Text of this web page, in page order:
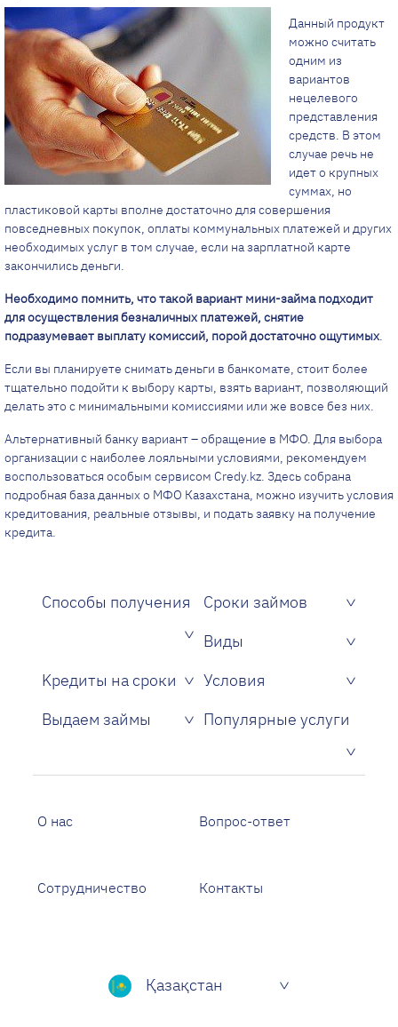
Данный продукт
можно считать
одним из
вариантов
нецелевого
представления
средств. В этом
случае речь не
идет о крупных
суммах, но
пластиковой карты вполне достаточно для совершения
повседневных покупок, оплаты коммунальных платежей и других
необходимых услуг в том случае, если на зарплатной карте
закончились деньги.
Необходимо помнить, что такой вариант мини-займа подходит
для осуществления безналичных платежей, снятие
подразумевает выплату комиссий, порой достаточно ощутимых.
Если вы планируете снимать деньги в банкомате, стоит более
тщательно подойти к выбору карты, взять вариант, позволяющий
делать это с минимальными комиссиями или же вовсе без них.
Альтернативный банку вариант – обращение в МФО. Для выбора
организации с наиболее лояльными условиями, рекомендуем
воспользоваться особым сервисом Credy.kz. Здесь собрана
подробная база данных о МФО Казахстана, можно изучить условия
кредитования, реальные отзывы, и подать заявку на получение
кредита.
Способы получения
Сроки займов
Виды
Kредиты на сроки
Условия
Выдаем займы Популярные услуги
О нас Вопрос-ответ
Сотрудничество Контакты
Қазақстан